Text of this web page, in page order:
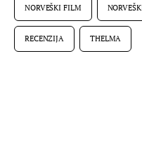
NORVEŠKI FILM
RECENZIJA THELMA